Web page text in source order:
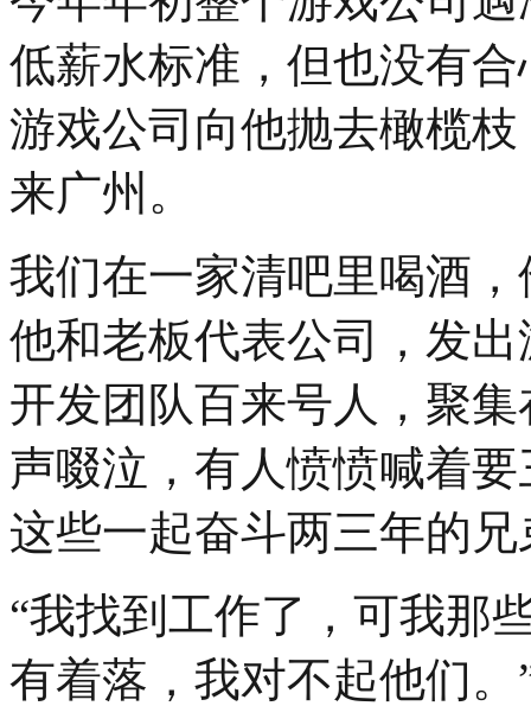
低薪水标准，但也没有
游戏公司向他抛去橄榄
来广州。
我们在一家清吧里喝酒
他和老板代表公司，发
开发团队百来号人，聚
声啜泣，有人愤愤喊着
这些一起奋斗两三年的兄
“我找到工作了，可我那
有着落，我对不起他们